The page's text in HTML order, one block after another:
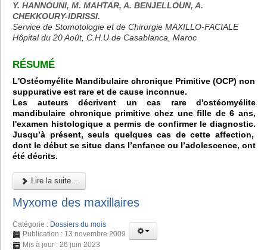
Y. HANNOUNI, M. MAHTAR, A. BENJELLOUN, A.
CHEKKOURY-IDRISSI.
Service de Stomotologie et de Chirurgie MAXILLO-FACIALE
Hôpital du 20 Août, C.H.U de Casablanca, Maroc
RÉSUMÉ
L'Ostéomyélite Mandibulaire chronique Primitive (OCP) non
suppurative est rare et de cause inconnue.
Les auteurs décrivent un cas rare d'ostéomyélite
mandibulaire chronique primitive chez une fille de 6 ans,
l'examen histologique a permis de confirmer le diagnostic.
Jusqu’à présent, seuls quelques cas de cette affection,
dont le début se situe dans l’enfance ou l’adolescence, ont
été décrits.
Lire la suite...
Myxome des maxillaires
Catégorie : Dossiers du mois
Publication : 13 novembre 2009
Mis à jour : 26 juin 2023